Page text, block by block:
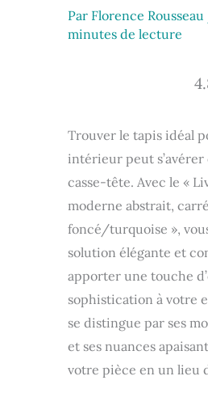
Par Florence Rousseau
minutes de lecture
Trouver le tapis idéal
intérieur peut
casse-tête. Avec le «
moderne abstrait,
foncé/turquoise »,
solution élégante et
apporter une touche
sophistication à votre
se distingue par ses
et ses nuances
votre pièce en un lieu